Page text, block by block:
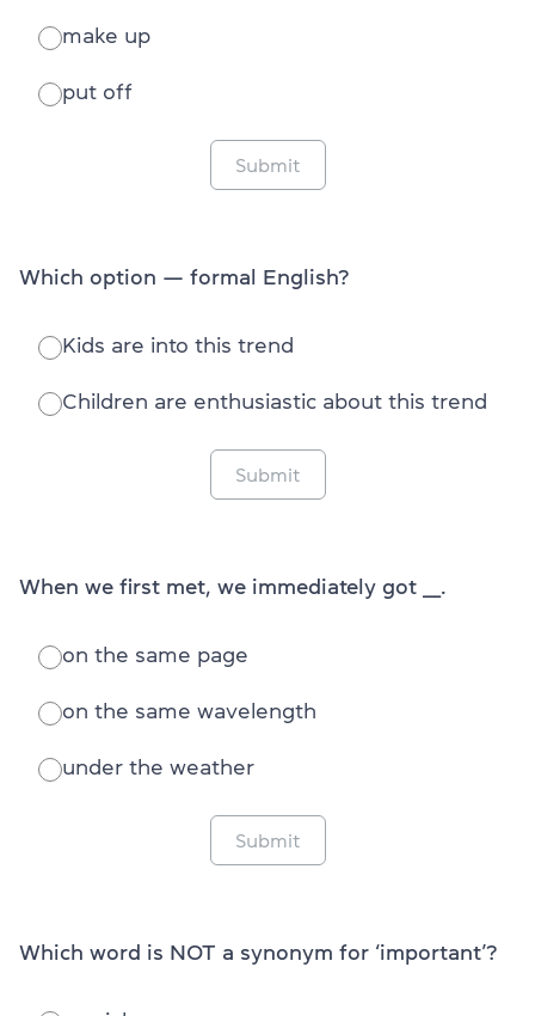
make up
put off
Submit
Which option — formal English?
Kids are into this trend
Children are enthusiastic about this trend
Submit
When we first met, we immediately got ___.
on the same page
on the same wavelength
under the weather
Submit
Which word is NOT a synonym for ‘important’?